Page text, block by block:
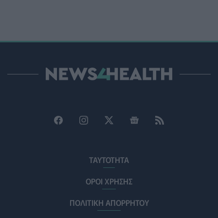
Τα κουνούπια τελικά έχουν πράγματι προτιμήσεις
ΠΟΛΙΤΙΚΉ ΥΓΕΊΑΣ 06/08/2026 - 14:41
Πότε πρέπει να απευθυνθούμε στον γιατρό μας
Skin dysmorphia: Όταν η εμμονή με το «τέλειο» δέρμα
αποτελεί πρόβλημα ψυχικής υγείας
06/08/2026 - 14:00
ΤΑΥΤΟΤΗΤΑ
ΟΡΟΙ ΧΡΗΣΗΣ
ΠΟΛΙΤΙΚΗ ΑΠΟΡΡΗΤΟΥ